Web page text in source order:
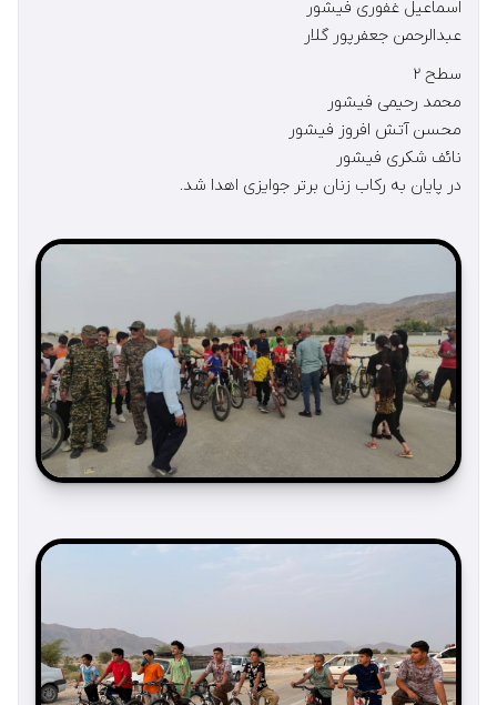
اسماعیل غفوری فیشور
عبدالرحمن جعفرپور گلار
سطح ۲
محمد رحیمی فیشور
محسن آتش افروز فیشور
نائف شکری فیشور
در پایان به رکاب زنان برتر جوایزی اهدا شد.